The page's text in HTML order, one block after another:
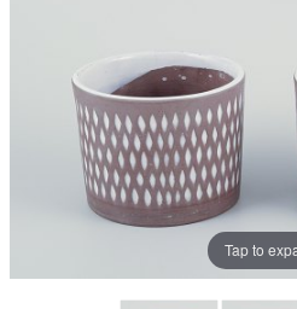
Tap to